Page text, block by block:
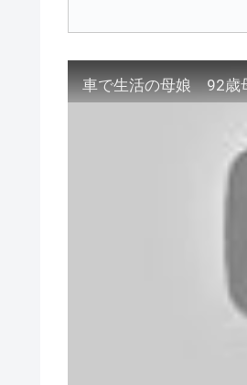
車で生活の母娘 92歳